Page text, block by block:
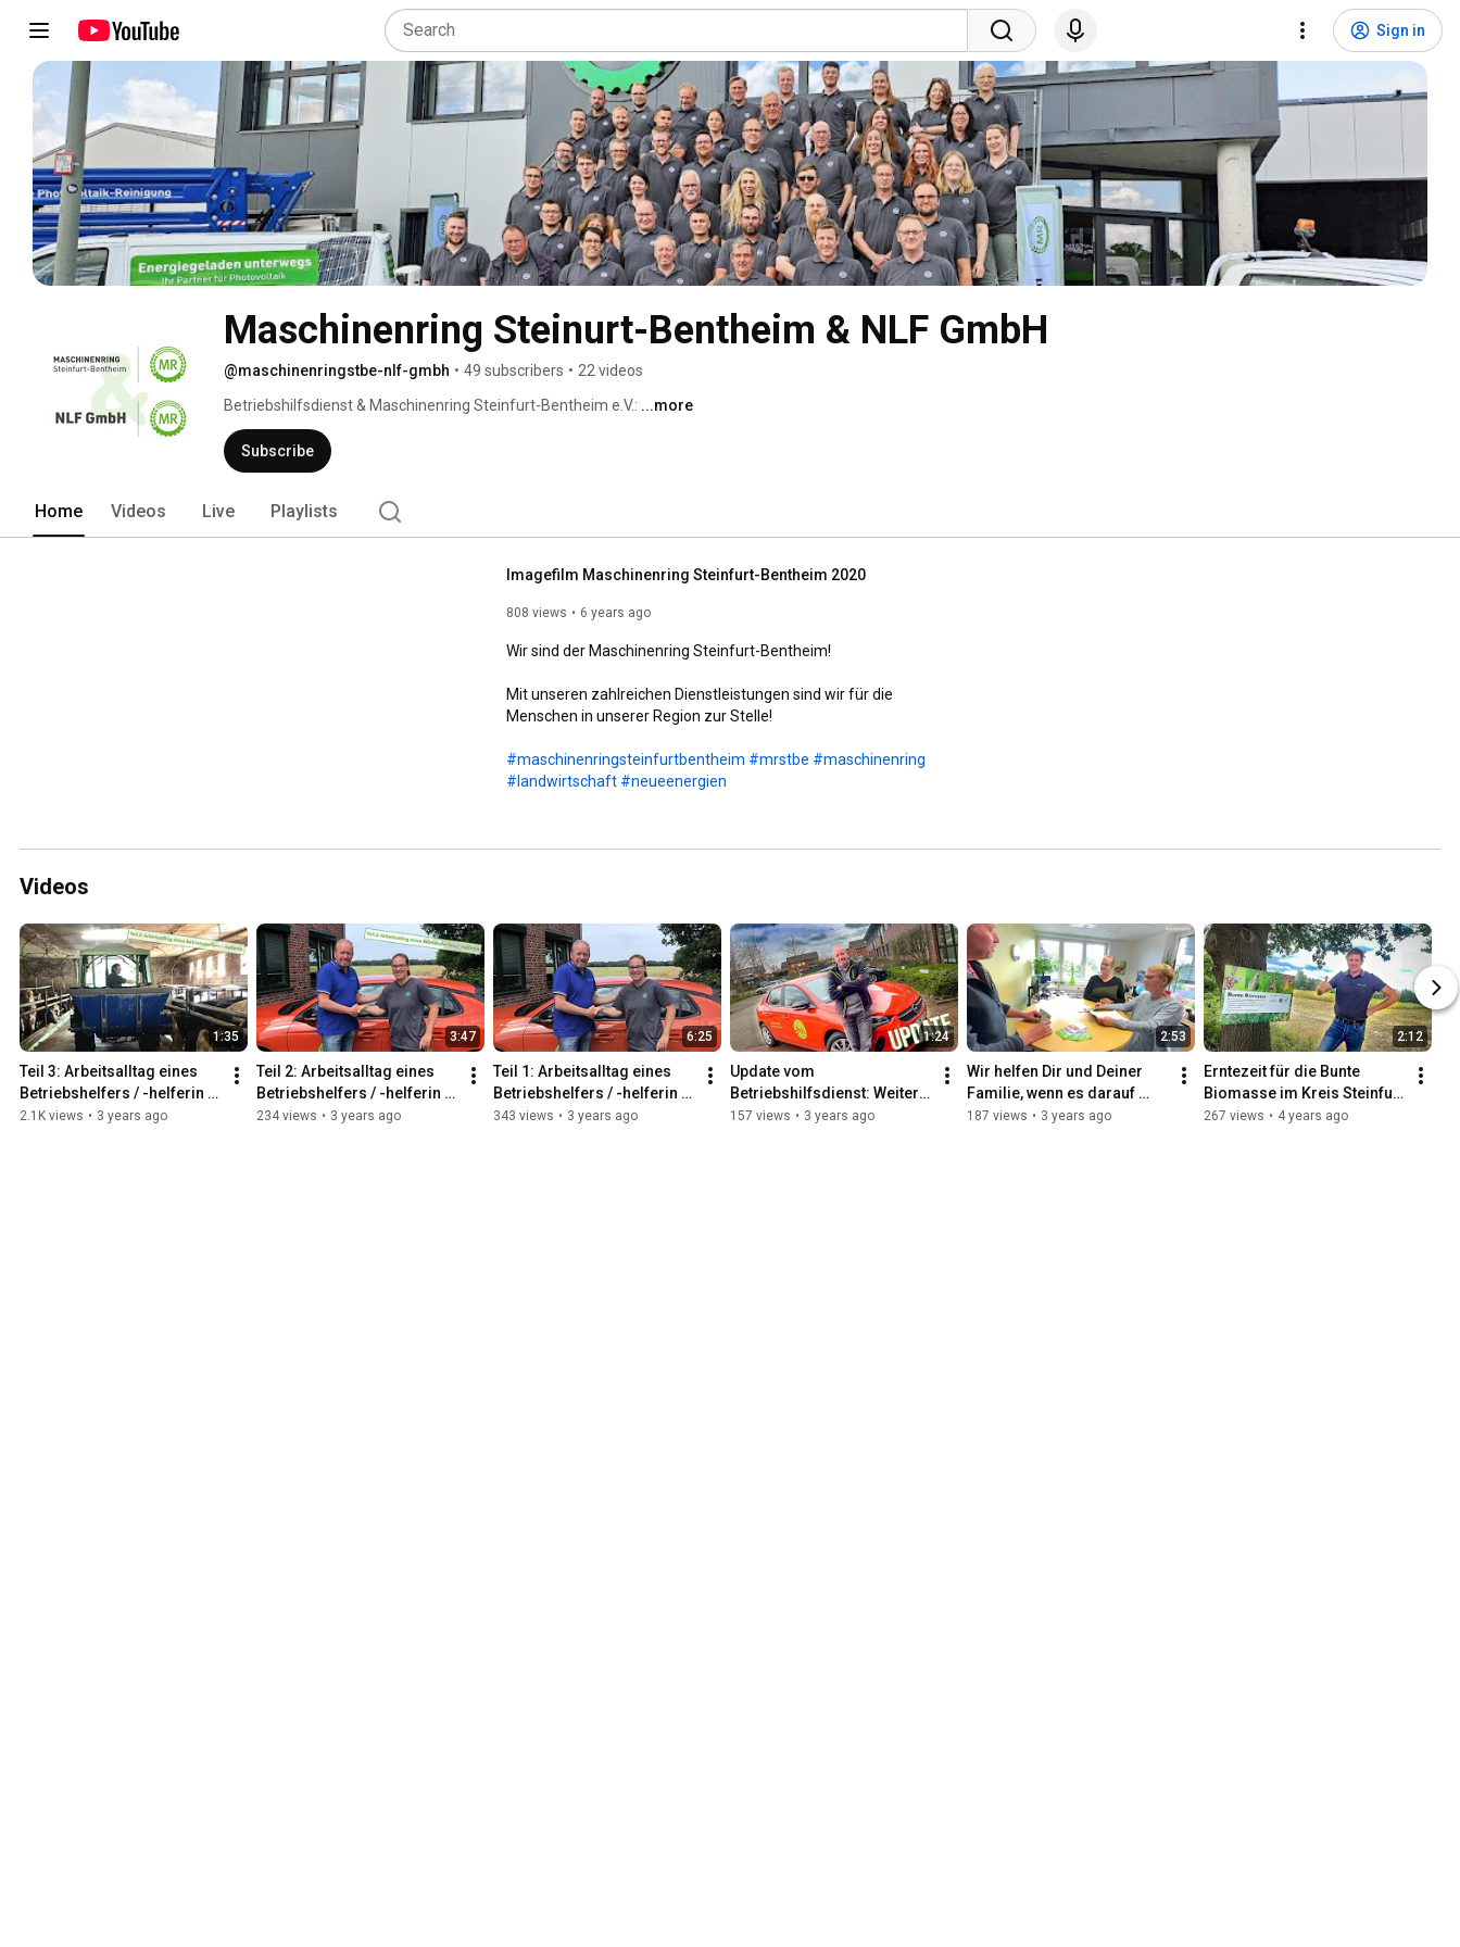
Sign in
Maschinenring Steinurt-Bentheim & NLF GmbH
@maschinenringstbe-nlf-gmbh • 49 subscribers • 22 videos
Betriebshilfsdienst & Maschinenring Steinfurt-Bentheim e.V.: ...more
Subscribe
Home Videos Live Playlists
Imagefilm Maschinenring Steinfurt-Bentheim 2020
808 views 6 years ago
Wir sind der Maschinenring Steinfurt-Bentheim!
Mit unseren zahlreichen Dienstleistungen sind wir für die
Menschen in unserer Region zur Stelle!
#maschinenringsteinfurtbentheim #mrstbe #maschinenring
#landwirtschaft #neueenergien
Videos
1:35
Teil 3: Arbeitsalltag eines
Betriebshelfers / -helferin -
exklusive Einblicke
2.1K views • 3 years ago
3:47
Teil 2: Arbeitsalltag eines
Betriebshelfers / -helferin -
wie haben sich die Einsätze
234 views • 3 years ago
6:25
Teil 1: Arbeitsalltag eines
Betriebshelfers / -helferin -
welche Vorbereitungen
343 views • 3 years ago
1:24
Update vom
Betriebshilfsdienst: Weitere
Landwirte (m/w/d) gesucht |
157 views • 3 years ago
2:53
Wir helfen Dir und Deiner
Familie, wenn es darauf
ankommt | Die BHD
187 views • 3 years ago
2:12
Erntezeit für die Bunte
Biomasse im Kreis Steinfurt
| Maschinenring Steinfurt-
267 views • 4 years ago